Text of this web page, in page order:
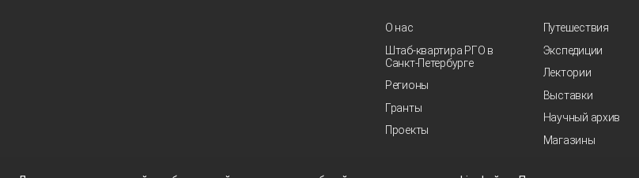
О нас
Штаб-квартира РГО в
Санкт‑Петербурге
Регионы
Гранты
Проекты
Путешествия
Экспедиции
Лектории
Выставки
Научный архив
Магазины